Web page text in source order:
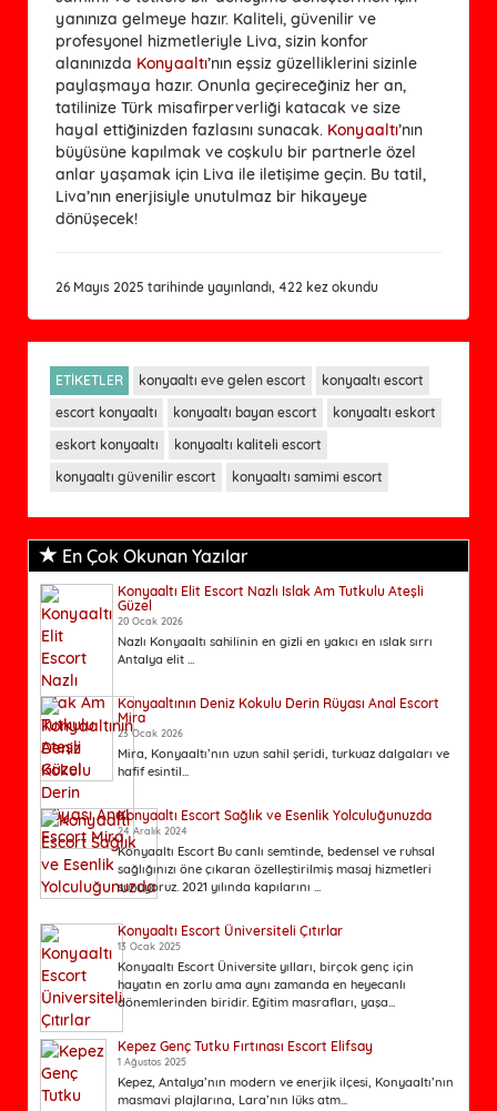
yanınıza gelmeye hazır. Kaliteli, güvenilir ve
profesyonel hizmetleriyle Liva, sizin konfor
alanınızda Konyaaltı’nın eşsiz güzelliklerini sizinle
paylaşmaya hazır. Onunla geçireceğiniz her an,
tatilinize Türk misafirperverliği katacak ve size
hayal ettiğinizden fazlasını sunacak. Konyaaltı’nın
büyüsüne kapılmak ve coşkulu bir partnerle özel
anlar yaşamak için Liva ile iletişime geçin. Bu tatil,
Liva’nın enerjisiyle unutulmaz bir hikayeye
dönüşecek!
26 Mayıs 2025 tarihinde yayınlandı, 422 kez okundu
ETİKETLER konyaaltı eve gelen escort
konyaaltı escort
escort konyaaltı
konyaaltı bayan escort
konyaaltı eskort
eskort konyaaltı
konyaaltı kaliteli escort
konyaaltı güvenilir escort
konyaaltı samimi escort
En Çok Okunan Yazılar
Konyaaltı Elit Escort Nazlı Islak Am Tutkulu Ateşli
Güzel
20 Ocak 2026
Nazlı Konyaaltı sahilinin en gizli en yakıcı en ıslak sırrı
Antalya elit ...
Konyaaltının Deniz Kokulu Derin Rüyası Anal Escort
Mira
23 Ocak 2026
Mira, Konyaaltı’nın uzun sahil şeridi, turkuaz dalgaları ve
hafif esintil...
Konyaaltı Escort Sağlık ve Esenlik Yolculuğunuzda
24 Aralık 2024
Konyaaltı Escort Bu canlı semtinde, bedensel ve ruhsal
sağlığınızı öne çıkaran özelleştirilmiş masaj hizmetleri
sunuyoruz. 2021 yılında kapılarını ...
Konyaaltı Escort Üniversiteli Çıtırlar
13 Ocak 2025
Konyaaltı Escort Üniversite yılları, birçok genç için
hayatın en zorlu ama aynı zamanda en heyecanlı
dönemlerinden biridir. Eğitim masrafları, yaşa...
Kepez Genç Tutku Fırtınası Escort Elifsay
1 Ağustos 2025
Kepez, Antalya’nın modern ve enerjik ilçesi, Konyaaltı’nın
masmavi plajlarına, Lara’nın lüks atm...